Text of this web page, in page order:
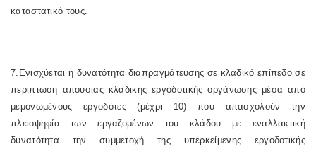
καταστατικό τους.
7.Ενισχύεται η δυνατότητα διαπραγμάτευσης σε κλαδικό επίπεδο σε
περίπτωση απουσίας κλαδικής εργοδοτικής οργάνωσης μέσα από
μεμονωμένους εργοδότες (μέχρι 10) που απασχολούν την
πλειοψηφία των εργαζομένων του κλάδου με εναλλακτική
δυνατότητα την συμμετοχή της υπερκείμενης εργοδοτικής